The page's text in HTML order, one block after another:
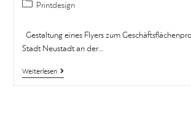
Printdesign
Gestaltung eines Flyers zum
Stadt Neustadt an der…
Weiterlesen